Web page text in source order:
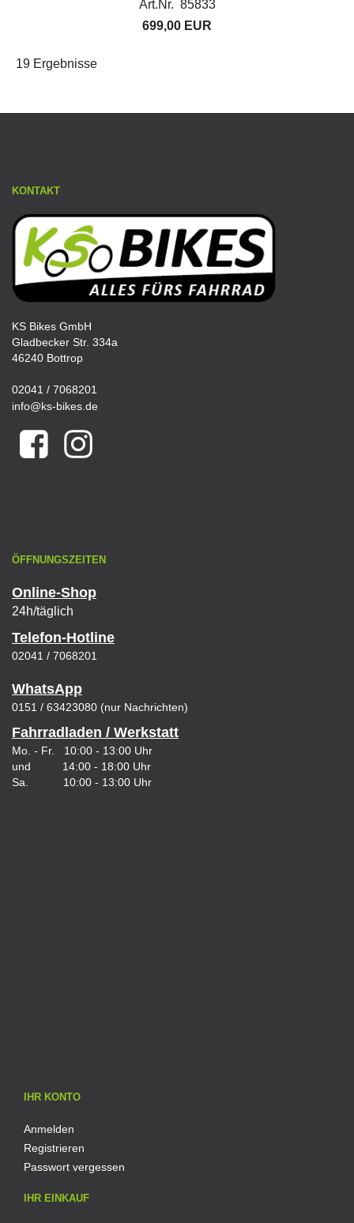
Art.Nr. 85833
699,00 EUR
19 Ergebnisse
KONTAKT
KS Bikes GmbH
Gladbecker Str. 334a
46240 Bottrop
02041 / 7068201
info@ks-bikes.de
ÖFFNUNGSZEITEN
Online-Shop
24h/täglich
Telefon-Hotline
02041 / 7068201
WhatsApp
0151 / 63423080 (nur Nachrichten)
Fahrradladen / Werkstatt
Mo. - Fr. 10:00 - 13:00 Uhr
und 14:00 - 18:00 Uhr
Sa. 10:00 - 13:00 Uhr
IHR KONTO
Anmelden
Registrieren
Passwort vergessen
IHR EINKAUF